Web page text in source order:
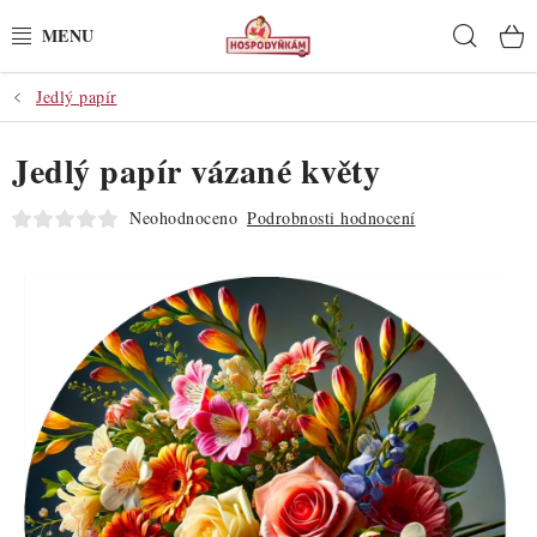
na
POTŘEBY
POMŮCKY
SUROVINY
PRO OSLAVY
DO KUCHYNĚ
POCHUTINY
Jedlý papír
Jedlý papír vázané květy
Neohodnoceno Podrobnosti hodnocení